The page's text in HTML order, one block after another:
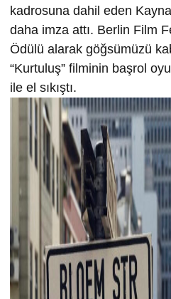
kadrosuna dahil eden
daha imza attı. Berlin Film
Ödülü alarak göğsümüzü
“Kurtuluş” filminin başrol
ile el sıkıştı.